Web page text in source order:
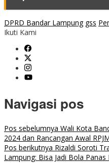
DPRD Bandar Lampung gss
Ikuti Kami
Navigasi pos
Pos sebelumnya Wali Kota
2024 dan Rancangan Awal
Pos berikutnya Rizaldi Soroti
Lampung: Bisa Jadi Bola